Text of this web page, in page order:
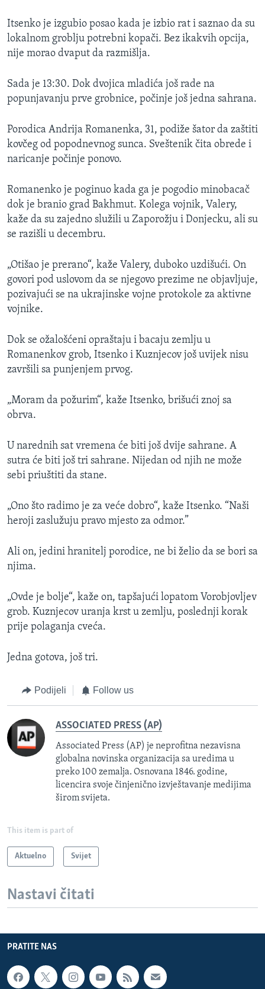
Itsenko je izgubio posao kada je izbio rat i saznao da su
lokalnom groblju potrebni kopači. Bez ikakvih opcija,
nije morao dvaput da razmišlja.
Sada je 13:30. Dok dvojica mladića još rade na
popunjavanju prve grobnice, počinje još jedna sahrana.
Porodica Andrija Romanenka, 31, podiže šator da zaštiti
kovčeg od popodnevnog sunca. Sveštenik čita obrede i
naricanje počinje ponovo.
Romanenko je poginuo kada ga je pogodio minobacač
dok je branio grad Bakhmut. Kolega vojnik, Valery,
kaže da su zajedno služili u Zaporožju i Donjecku, ali su
se razišli u decembru.
„Otišao je prerano“, kaže Valery, duboko uzdišući. On
govori pod uslovom da se njegovo prezime ne objavljuje,
pozivajući se na ukrajinske vojne protokole za aktivne
vojnike.
Dok se ožalošćeni opraštaju i bacaju zemlju u
Romanenkov grob, Itsenko i Kuznjecov još uvijek nisu
završili sa punjenjem prvog.
„Moram da požurim“, kaže Itsenko, brišući znoj sa
obrva.
U narednih sat vremena će biti još dvije sahrane. A
sutra će biti još tri sahrane. Nijedan od njih ne može
sebi priuštiti da stane.
„Ono što radimo je za veće dobro“, kaže Itsenko. “Naši
heroji zaslužuju pravo mjesto za odmor.”
Ali on, jedini hranitelj porodice, ne bi želio da se bori sa
njima.
„Ovde je bolje“, kaže on, tapšajući lopatom Vorobjovljev
grob. Kuznjecov uranja krst u zemlju, poslednji korak
prije polaganja cveća.
Jedna gotova, još tri.
Podijeli Follow us
ASSOCIATED PRESS (AP)
Associated Press (AP) je neprofitna nezavisna
globalna novinska organizacija sa uredima u
preko 100 zemalja. Osnovana 1846. godine,
licencira svoje činjenično izvještavanje medijima
širom svijeta.
This item is part of
Aktuelno Svijet
Nastavi čitati
PRATITE NAS